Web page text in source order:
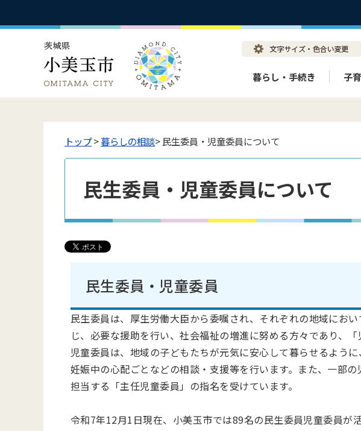
暮らし・手続き 子
トップ>暮らしの相談> 民生委員・児童委員について
民生委員・児童委員について
民生委員・児童委員
民生委員は、厚生労働大臣から委嘱され、それぞれの地域にお
じ、必要な援助を行い、社会福祉の増進に努める方々であり、「
児童委員は、地域の子どもたちが元気に安心して暮らせるよう
妊娠中の心配ごとなどの相談・支援等を行います。また、一部
担当する「主任児童委員」の指名を受けています。
令和7年12月1日現在、小美玉市では89名の民生委員児童委員が